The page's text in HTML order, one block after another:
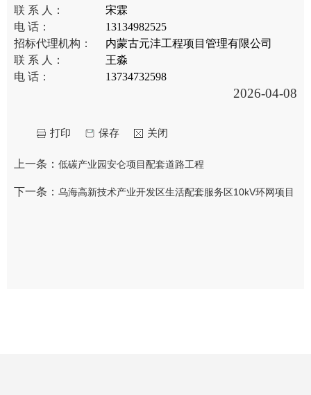
联 系 人：
宋霖
电 话：
13134982525
招标代理机构：
内蒙古元沣工程项目管理有限公司
联 系 人：
王淼
电 话：
13734732598
2026-04-08
关闭
保存
打印
上一条： 低碳产业园安仑项目配套道路工程
下一条： 乌海高新技术产业开发区生活配套服务区10kV环网项目